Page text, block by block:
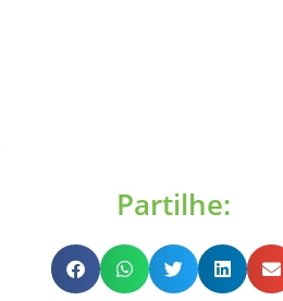
Partilhe: